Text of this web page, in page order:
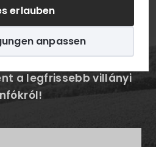
erlauben
anpassen
a legfrissebb villányi